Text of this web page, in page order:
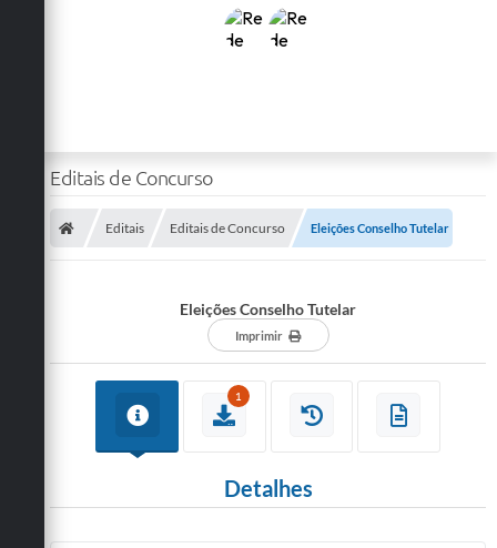
Editais de Concurso
Editais Editais de Concurso Eleições Conselho Tutelar
Eleições Conselho Tutelar
Imprimir
1
Detalhes